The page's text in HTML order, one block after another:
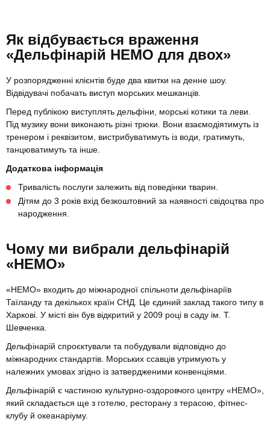
Як відбувається враження
«Дельфінарій НЕМО для двох»
У розпорядженні клієнтів буде два квитки на денне шоу.
Відвідувачі побачать виступ морських мешканців.
Перед публікою виступлять дельфіни, морські котики та леви.
Під музику вони виконають різні трюки. Вони взаємодіятимуть із
тренером і реквізитом, вистрибуватимуть із води, гратимуть,
танцюватимуть та інше.
Додаткова інформація
Тривалість послуги залежить від поведінки тварин.
Дітям до 3 років вхід безкоштовний за наявності свідоцтва про
народження.
Чому ми вибрали дельфінарій
«НЕМО»
«НЕМО» входить до міжнародної спільноти дельфінаріїв
Таїланду та декількох країн СНД. Це єдиний заклад такого типу в
Харкові. У місті він був відкритий у 2009 році в саду ім. Т.
Шевченка.
Дельфінарій спроєктували та побудували відповідно до
міжнародних стандартів. Морських ссавців утримують у
належних умовах згідно із затвердженими конвенціями.
Дельфінарій є частиною культурно-оздоровчого центру «НЕМО»,
який складається ще з готелю, ресторану з терасою, фітнес-
клубу й океанаріуму.